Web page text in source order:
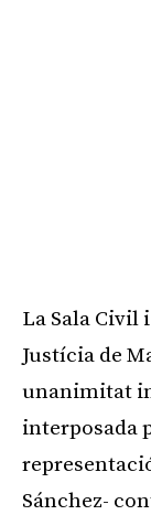
La Sala Civil
Justícia de
unanimitat
interposada
Sánchez-